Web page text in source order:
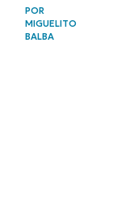
POR
MIGUELITO
BALBA